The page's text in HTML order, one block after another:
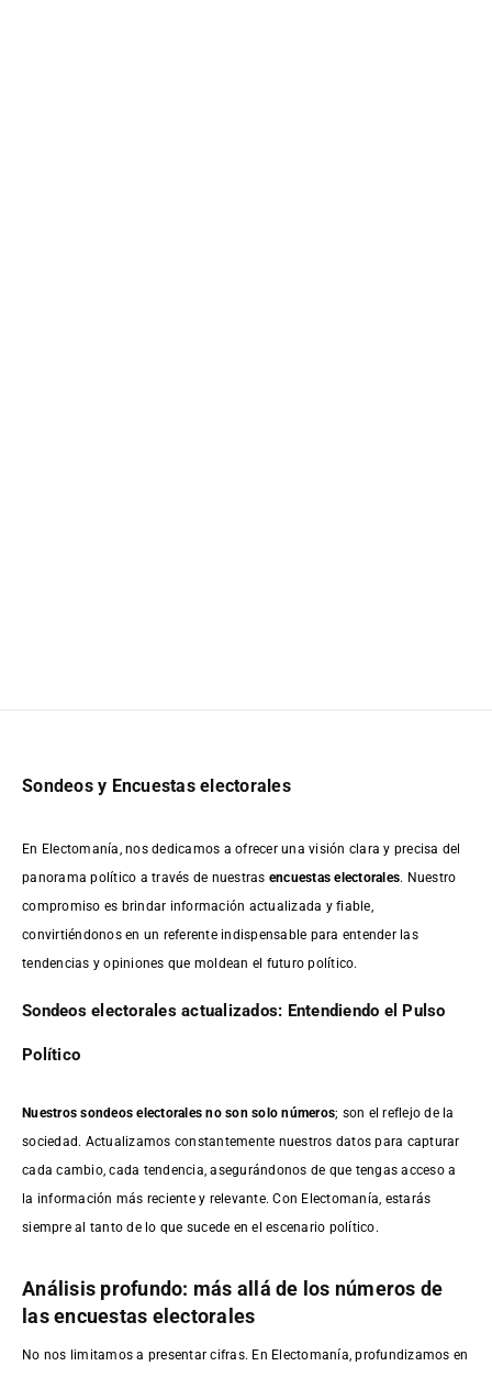
Sondeos y Encuestas electorales
En Electomanía, nos dedicamos a ofrecer una visión clara y precisa del
panorama político a través de nuestras encuestas electorales. Nuestro
compromiso es brindar información actualizada y fiable,
convirtiéndonos en un referente indispensable para entender las
tendencias y opiniones que moldean el futuro político.
Sondeos electorales actualizados: Entendiendo el Pulso
Político
Nuestros sondeos electorales no son solo números; son el reflejo de la
sociedad. Actualizamos constantemente nuestros datos para capturar
cada cambio, cada tendencia, asegurándonos de que tengas acceso a
la información más reciente y relevante. Con Electomanía, estarás
siempre al tanto de lo que sucede en el escenario político.
Análisis profundo: más allá de los números de
las encuestas electorales
No nos limitamos a presentar cifras. En Electomanía, profundizamos en